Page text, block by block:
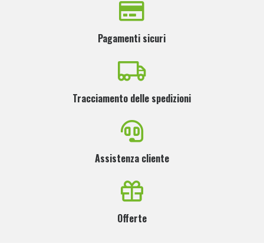
Pagamenti sicuri
Tracciamento delle spedizioni
Assistenza cliente
Offerte